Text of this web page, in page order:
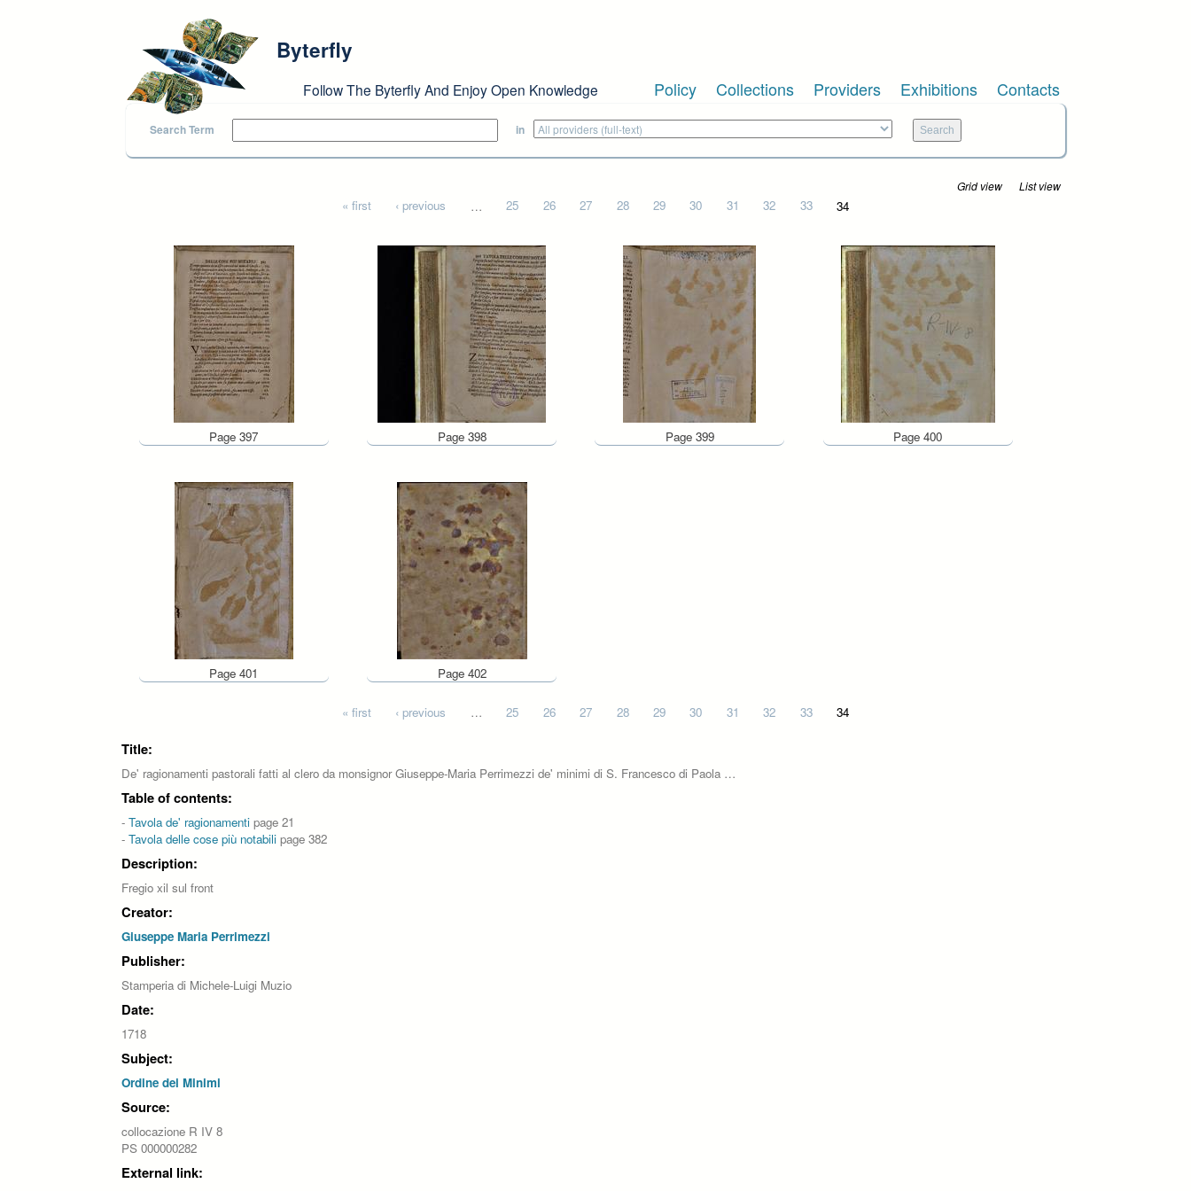
Byterfly
Follow The Byterfly And Enjoy Open Knowledge Policy Collections Providers Exhibitions Contacts
Search Term in
Grid view List view
« first ‹ previous … 25 26 27 28 29 30 31 32 33 34
Page 397 Page 398 Page 399 Page 400
Page 401 Page 402
« first ‹ previous … 25 26 27 28 29 30 31 32 33 34
Title:
De' ragionamenti pastorali fatti al clero da monsignor Giuseppe-Maria Perrimezzi de' minimi di S. Francesco di Paola …
Table of contents:
- Tavola de' ragionamenti page 21
- Tavola delle cose più notabili page 382
Description:
Fregio xil sul front
Creator:
Giuseppe Maria Perrimezzi
Publisher:
Stamperia di Michele-Luigi Muzio
Date:
1718
Subject:
Ordine dei Minimi
Source:
collocazione R IV 8
PS 000000282
External link: